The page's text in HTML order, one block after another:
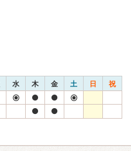
水 木 金 土 日 祝